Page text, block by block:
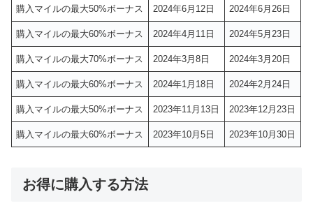
購入マイルの最大50%ボーナス 2024年6月12日 2024年6月26日
購入マイルの最大60%ボーナス 2024年4月11日 2024年5月23日
購入マイルの最大70%ボーナス 2024年3月8日 2024年3月20日
購入マイルの最大60%ボーナス 2024年1月18日 2024年2月24日
購入マイルの最大50%ボーナス 2023年11月13日 2023年12月23日
購入マイルの最大60%ボーナス 2023年10月5日 2023年10月30日
お得に購入する方法